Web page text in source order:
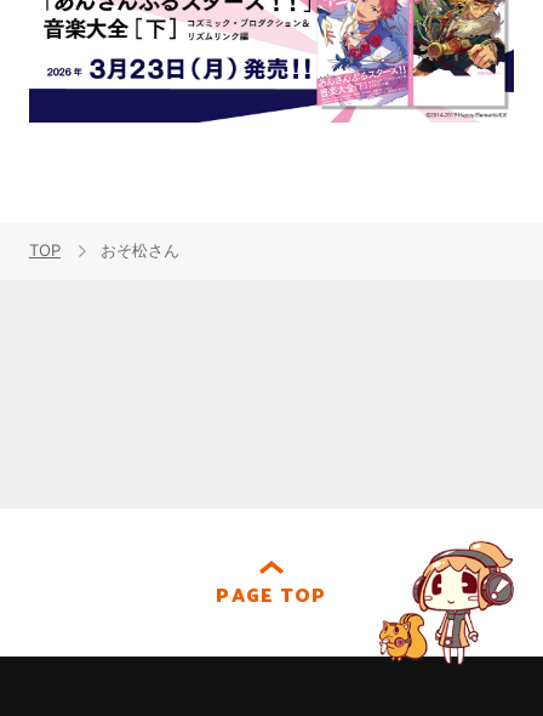
TOP おそ松さん
PAGE TOP